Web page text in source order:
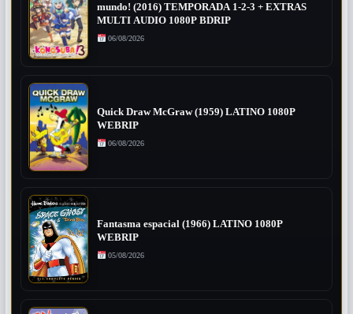
mundo! (2016) TEMPORADA 1-2-3 + EXTRAS
MULTI AUDIO 1080P BDRIP
06/08/2026
Quick Draw McGraw (1959) LATINO 1080P
WEBRIP
06/08/2026
Fantasma espacial (1966) LATINO 1080P
WEBRIP
05/08/2026